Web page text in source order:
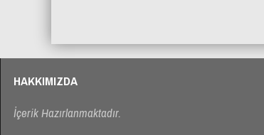
HAKKIMIZDA
İçerik Hazırlanmaktadır.